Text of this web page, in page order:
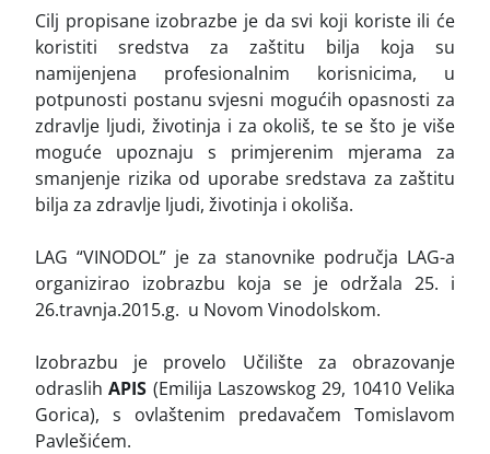
Cilj propisane izobrazbe je da svi koji koriste ili će
koristiti sredstva za zaštitu bilja koja su
namijenjena profesionalnim korisnicima, u
potpunosti postanu svjesni mogućih opasnosti za
zdravlje ljudi, životinja i za okoliš, te se što je više
moguće upoznaju s primjerenim mjerama za
smanjenje rizika od uporabe sredstava za zaštitu
bilja za zdravlje ljudi, životinja i okoliša.
LAG “VINODOL” je za stanovnike područja LAG-a
organizirao izobrazbu koja se je održala 25. i
26.travnja.2015.g. u Novom Vinodolskom.
Izobrazbu je provelo Učilište za obrazovanje
odraslihAPIS (Emilija Laszowskog 29, 10410 Velika
Gorica), s ovlaštenim predavačem Tomislavom
Pavlešićem.